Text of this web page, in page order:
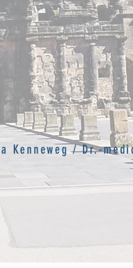
/ Dr.-